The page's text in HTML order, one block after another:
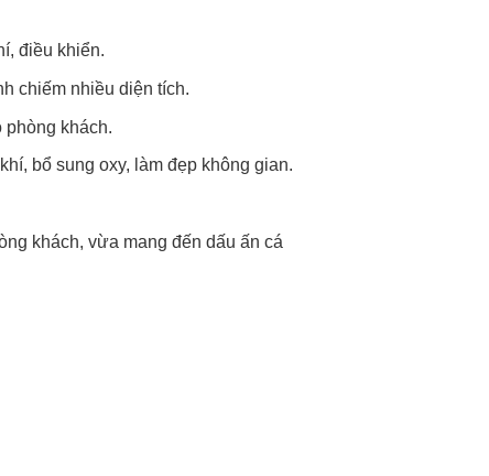
điều khiển.
chiếm nhiều diện tích.
khách.
bổ sung oxy, làm đẹp không gian.
khách, vừa mang đến dấu ấn cá